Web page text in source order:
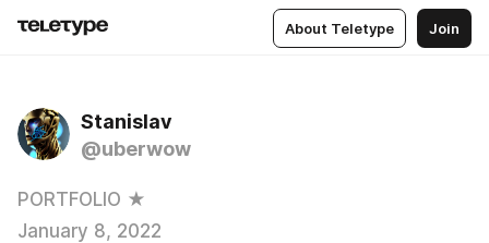
About Teletype Join
Stanislav
@uberwow
PORTFOLIO ★
January 8, 2022